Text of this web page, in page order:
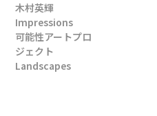
木村英輝
Impressions
可能性アートプロ
ジェクト
Landscapes